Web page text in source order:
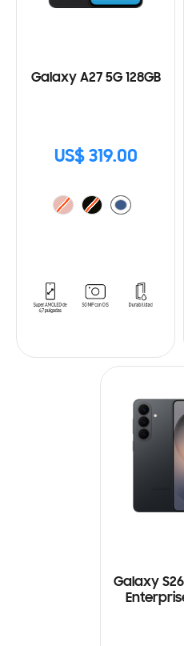
Galaxy A27 5G 128GB
US$ 319.00
Galaxy